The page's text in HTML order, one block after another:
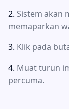
Sistem akan
memaparkan
Klik pada
Muat turun
percuma.